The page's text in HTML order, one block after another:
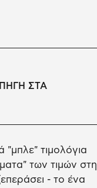
ΣΤΑ
τιμολόγια
των τιμών στη
- το ένα